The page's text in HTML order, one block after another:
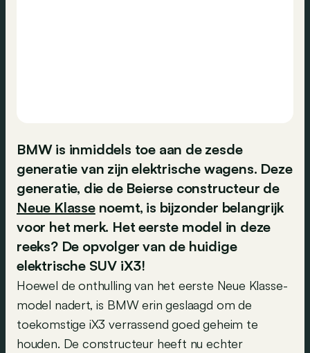
BMW is inmiddels toe aan de zesde
generatie van zijn elektrische wagens. Deze
generatie, die de Beierse constructeur de
Neue Klassenoemt, is bijzonder belangrijk
voor het merk. Het eerste model in deze
reeks? De opvolger van de huidige
elektrische SUV iX3!
Hoewel de onthulling van het eerste Neue Klasse-
model nadert, is BMW erin geslaagd om de
toekomstige iX3 verrassend goed geheim te
houden. De constructeur heeft nu echter